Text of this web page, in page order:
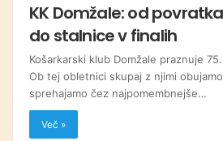
KK Domžale: od
do stalnice v finalih
Košarkarski klub Domžale praznuje
Ob tej obletnici skupaj z njimi
sprehajamo čez najpomembnejše…
Več »